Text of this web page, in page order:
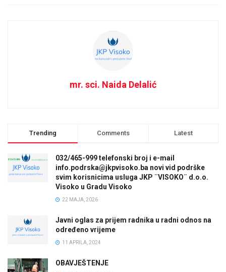
mr. sci. Naida Delalić
Trending Comments Latest
032/465-999 telefonski broj i e-mail
info.podrska@jkpvisoko.ba novi vid podrške
svim korisnicima usluga JKP ¨VISOKO¨ d.o.o.
Visoko u Gradu Visoko
22 MAJA, 2026
Javni oglas za prijem radnika u radni odnos na
određeno vrijeme
11 APRILA, 2024
OBAVJEŠTENJE